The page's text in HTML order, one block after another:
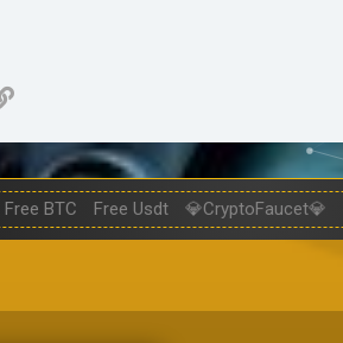
почта
Free BTC Free Usdt 💎CryptoFaucet💎